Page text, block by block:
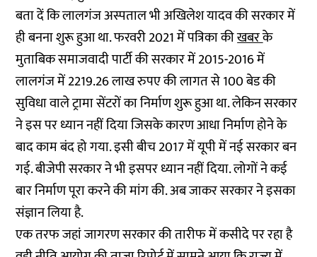
बता दें कि लालगंज अस्पताल भी अखिलेश यादव की सरकार में
ही बनना शुरू हुआ था. फरवरी 2021 में पत्रिका कीखबरके
मुताबिक समाजवादी पार्टी की सरकार में 2015-2016 में
लालगंज में 2219.26 लाख रुपए की लागत से 100 बेड की
सुविधा वाले ट्रामा सेंटरों का निर्माण शुरू हुआ था. लेकिन सरकार
ने इस पर ध्यान नहीं दिया जिसके कारण आधा निर्माण होने के
बाद काम बंद हो गया. इसी बीच 2017 में यूपी में नई सरकार बन
गई. बीजेपी सरकार ने भी इसपर ध्यान नहीं दिया. लोगों ने कई
बार निर्माण पूरा करने की मांग की. अब जाकर सरकार ने इसका
संज्ञान लिया है.
एक तरफ जहां जागरण सरकार की तारीफ में कसीदे पर रहा है